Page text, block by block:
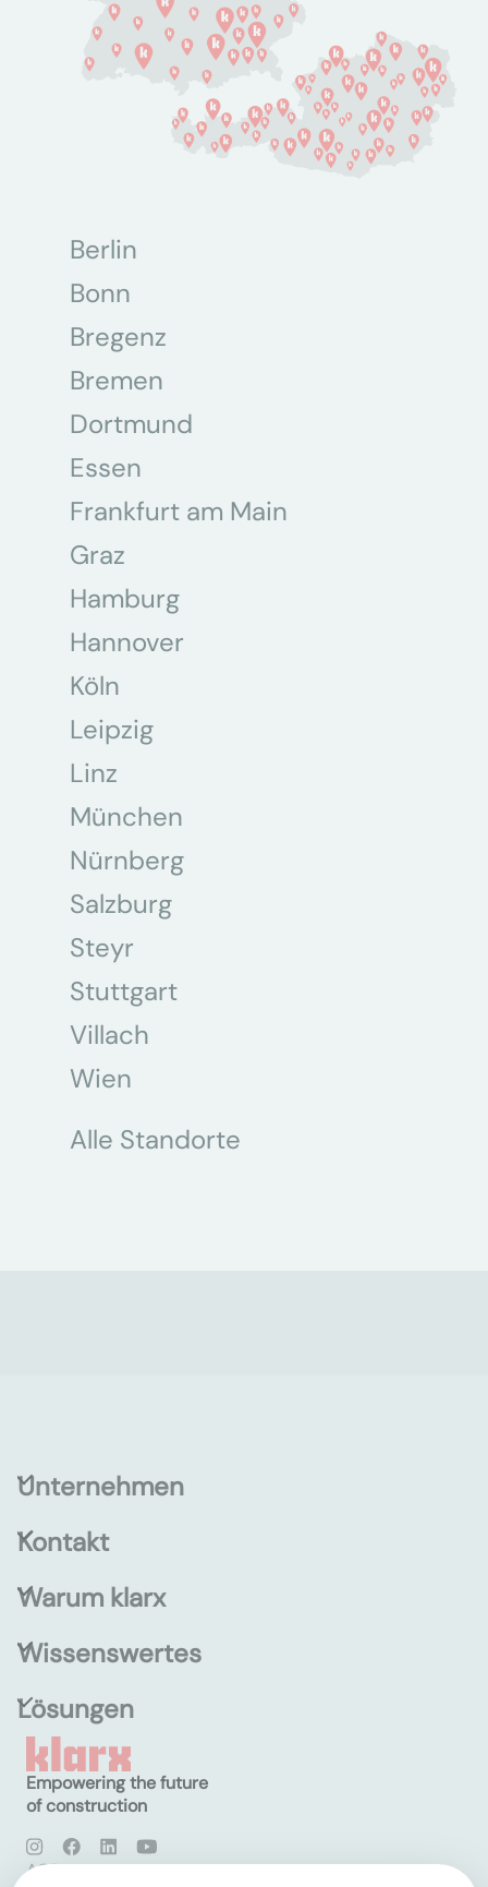
Berlin
Bonn
Bregenz
Bremen
Dortmund
Essen
Frankfurt am Main
Graz
Hamburg
Hannover
Köln
Leipzig
Linz
München
Nürnberg
Salzburg
Steyr
Stuttgart
Villach
Wien
Alle Standorte
Unternehmen
Kontakt
Warum klarx
Wissenswertes
Lösungen
Empowering the future
of construction
AGB